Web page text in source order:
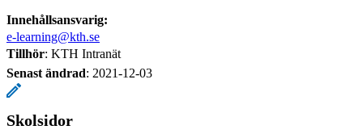
Innehållsansvarig:
e-learning@kth.se
Tillhör: KTH Intranät
Senast ändrad: 2021-12-03
Skolsidor